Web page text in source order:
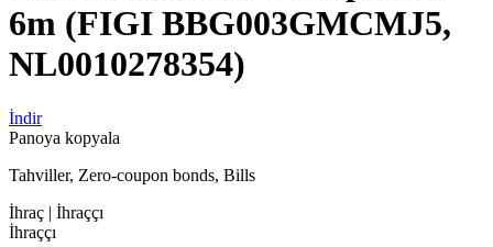
6m (FIGI BBG003GMCMJ5,
NL0010278354)
İndir
Panoya kopyala
Tahviller, Zero-coupon bonds, Bills
İhraç | İhraççı
İhraççı